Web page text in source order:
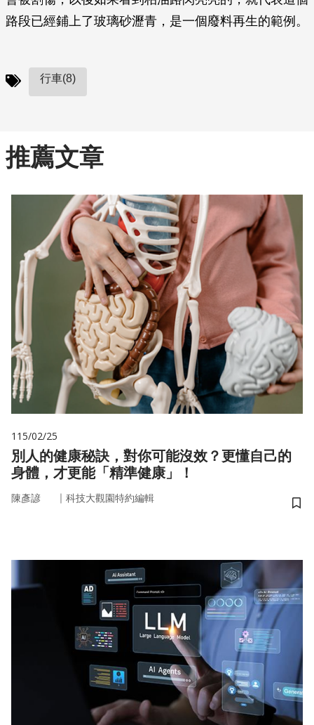
路段已經鋪上了玻璃砂瀝青，是一個廢料再生的範例。
行車(8)
推薦文章
115/02/25
別人的健康秘訣，對你可能沒效？更懂自己的
身體，才更能「精準健康」！
陳彥諺 ｜ 科技大觀園特約編輯
儲